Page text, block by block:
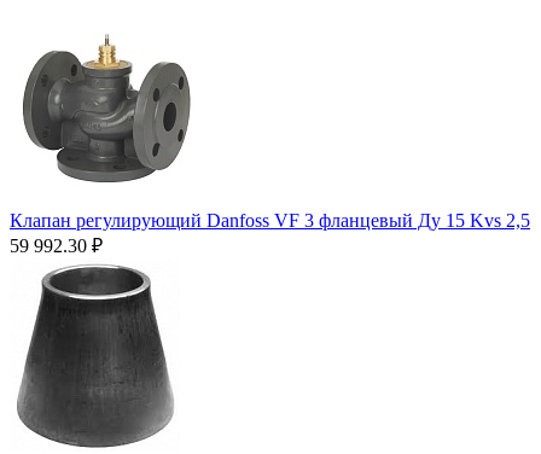
Клапан регулирующий Danfoss VF 3 фланцевый Ду 15 Kvs 2,5
59 992.30 ₽